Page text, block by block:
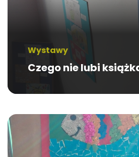
Wystawy
Czego nie lubi